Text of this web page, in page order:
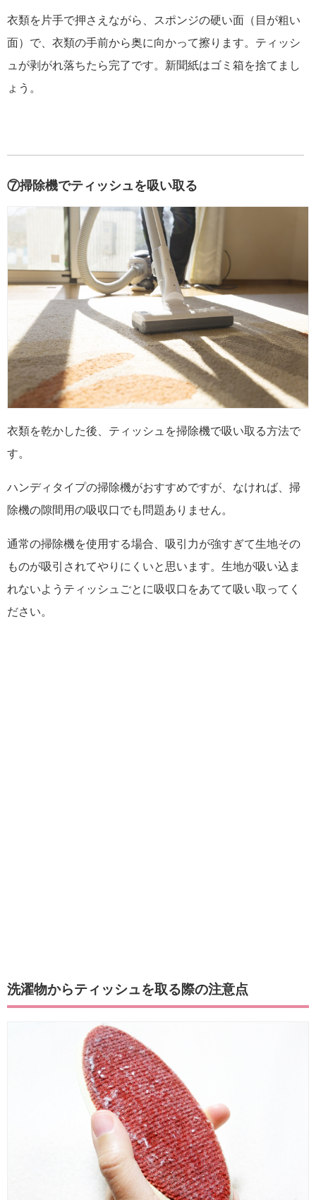
衣類を片手で押さえながら、スポンジの硬い面（目が粗い
面）で、衣類の手前から奥に向かって擦ります。ティッシ
ュが剥がれ落ちたら完了です。新聞紙はゴミ箱を捨てまし
ょう。
⑦掃除機でティッシュを吸い取る
衣類を乾かした後、ティッシュを掃除機で吸い取る方法で
す。
ハンディタイプの掃除機がおすすめですが、なければ、掃
除機の隙間用の吸収口でも問題ありません。
通常の掃除機を使用する場合、吸引力が強すぎて生地その
ものが吸引されてやりにくいと思います。生地が吸い込ま
れないようティッシュごとに吸収口をあてて吸い取ってく
ださい。
洗濯物からティッシュを取る際の注意点